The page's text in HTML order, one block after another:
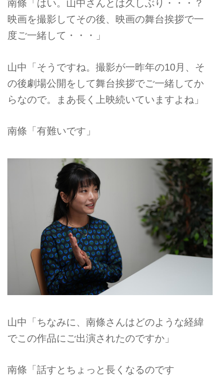
南條「はい。山中さんとは久しぶり・・・？
映画を撮影してその後、映画の舞台挨拶で一
度ご一緒して・・・」
山中「そうですね。撮影が一昨年の10月、そ
の後劇場公開をして舞台挨拶でご一緒してか
らなので。まあ長く上映続いていますよね」
南條「有難いです」
山中「ちなみに、南條さんはどのような経緯
でこの作品にご出演されたのですか」
南條「話すとちょっと長くなるのです